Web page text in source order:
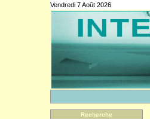
Vendredi 7 Août 2026
Recherche